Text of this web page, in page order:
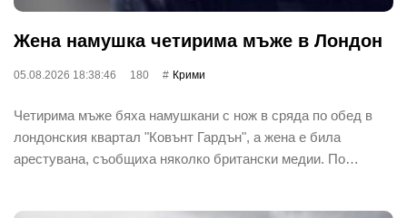
Жена намушка четирима мъже в Лондон
05.08.2026 18:38:46 180 Крими
Четирима мъже бяха намушкани с нож в сряда по обед в
лондонския квартал "Ковънт Гардън", а жена е била
арестувана, съобщиха няколко британски медии. По…